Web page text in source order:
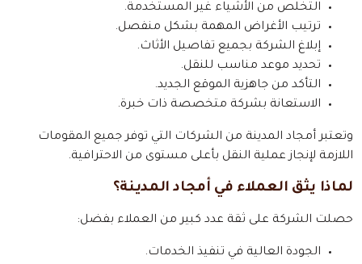
التخلص من الأشياء غير المستخدمة.
ترتيب الأغراض المهمة بشكل منفصل.
إبلاغ الشركة بجميع تفاصيل الأثاث.
تحديد موعد مناسب للنقل.
التأكد من جاهزية الموقع الجديد.
الاستعانة بشركة متخصصة ذات خبرة.
وتعتبر أمجاد المدينة من الشركات التي توفر جميع المقومات
اللازمة لإنجاز عملية النقل بأعلى مستوى من الاحترافية.
لماذا يثق العملاء في أمجاد المدينة؟
حصلت الشركة على ثقة عدد كبير من العملاء بفضل:
الجودة العالية في تنفيذ الخدمات.